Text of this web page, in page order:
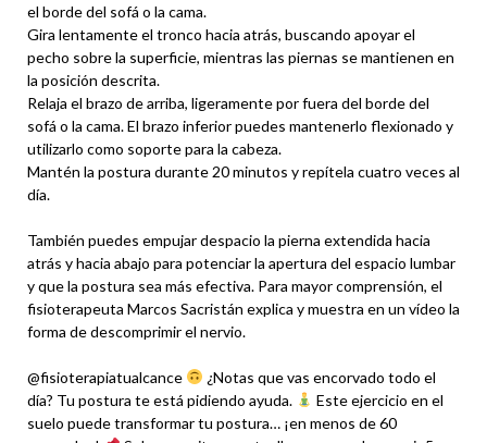
el borde del sofá o la cama.
Gira lentamente el tronco hacia atrás, buscando apoyar el
pecho sobre la superficie, mientras las piernas se mantienen en
la posición descrita.
Relaja el brazo de arriba, ligeramente por fuera del borde del
sofá o la cama. El brazo inferior puedes mantenerlo flexionado y
utilizarlo como soporte para la cabeza.
Mantén la postura durante 20 minutos y repítela cuatro veces al
día.
También puedes empujar despacio la pierna extendida hacia
atrás y hacia abajo para potenciar la apertura del espacio lumbar
y que la postura sea más efectiva. Para mayor comprensión, el
fisioterapeuta Marcos Sacristán explica y muestra en un vídeo la
forma de descomprimir el nervio.
@fisioterapiatualcance
¿Notas que vas encorvado todo el
día? Tu postura te está pidiendo ayuda.
Este ejercicio en el
suelo puede transformar tu postura… ¡en menos de 60